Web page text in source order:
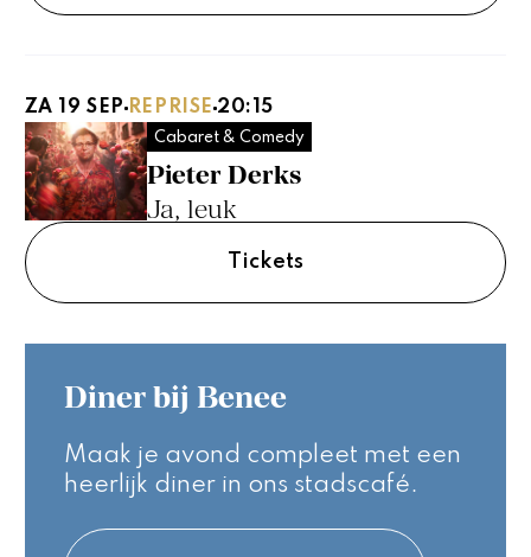
Pieter Derks
Ja, leuk
Cabaret & Comedy
Tickets
ZA 19 SEP REPRISE 20:15
Diner bij Benee
Maak je avond compleet met een
heerlijk diner in ons stadscafé.